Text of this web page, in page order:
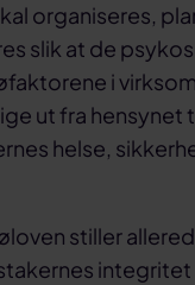
organiseres,
slik at de
i
ut fra hensynet
helse,
stiller